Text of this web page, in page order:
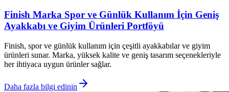
Finish Marka Spor ve Günlük Kullanım İçin Geniş
Ayakkabı ve Giyim Ürünleri Portföyü
Finish, spor ve günlük kullanım için çeşitli ayakkabılar ve giyim
ürünleri sunar. Marka, yüksek kalite ve geniş tasarım seçenekleriyle
her ihtiyaca uygun ürünler sağlar.
Daha fazla bilgi edinin